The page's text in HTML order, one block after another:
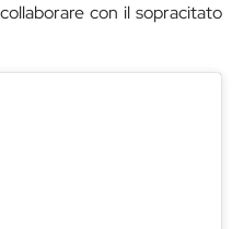
con il sopracitato